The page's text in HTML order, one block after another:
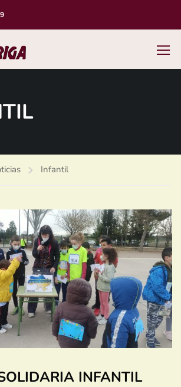
Infantil
INFANTIL